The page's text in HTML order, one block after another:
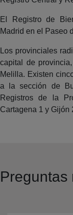
El Registro de
Madrid en el Paseo
Los provinciales
capital de
Melilla. Existen
a la sección de
Registros de la
Cartagena 1 y Gijón
Preguntas